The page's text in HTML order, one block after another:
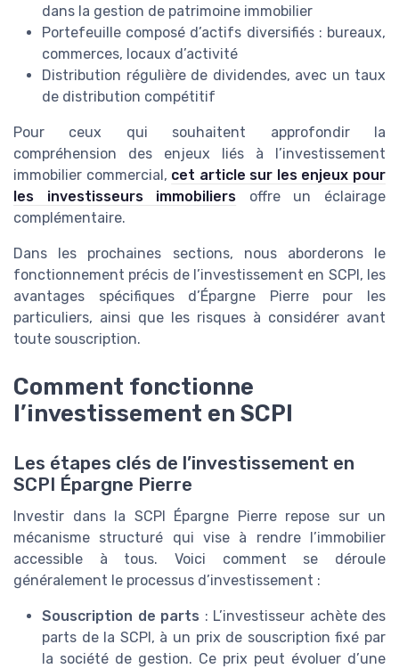
dans la gestion de patrimoine immobilier
Portefeuille composé d’actifs diversifiés : bureaux,
commerces, locaux d’activité
Distribution régulière de dividendes, avec un taux
de distribution compétitif
Pour ceux qui souhaitent approfondir la
compréhension des enjeux liés à l’investissement
immobilier commercial, cet article sur les enjeux pour
les investisseurs immobiliers offre un éclairage
complémentaire.
Dans les prochaines sections, nous aborderons le
fonctionnement précis de l’investissement en SCPI, les
avantages spécifiques d’Épargne Pierre pour les
particuliers, ainsi que les risques à considérer avant
toute souscription.
Comment fonctionne
l’investissement en SCPI
Les étapes clés de l’investissement en
SCPI Épargne Pierre
Investir dans la SCPI Épargne Pierre repose sur un
mécanisme structuré qui vise à rendre l’immobilier
accessible à tous. Voici comment se déroule
généralement le processus d’investissement :
Souscription de parts : L’investisseur achète des
parts de la SCPI, à un prix de souscription fixé par
la société de gestion. Ce prix peut évoluer d’une